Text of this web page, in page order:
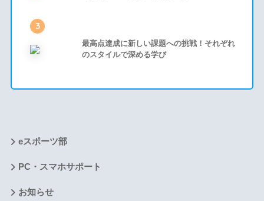
3
最高点達成に新しい課題への挑戦！それぞれ
のスタイルで深める学び
eスポーツ部
PC・スマホサポート
お知らせ